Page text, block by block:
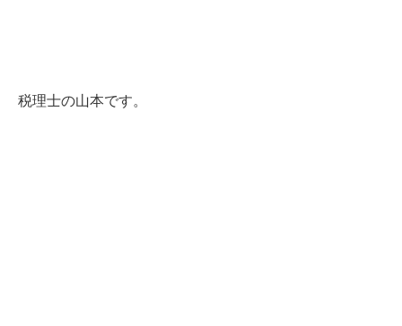
税理士の山本です。